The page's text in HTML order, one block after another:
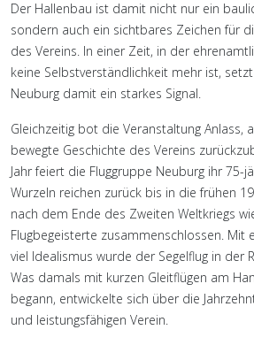
Der Hallenbau ist damit nicht nur ein
sondern auch ein sichtbares Zeichen für
des Vereins. In einer Zeit, in der
keine Selbstverständlichkeit mehr ist,
Neuburg damit ein starkes Signal.
Gleichzeitig bot die Veranstaltung Anlass,
bewegte Geschichte des Vereins
Jahr feiert die Fluggruppe Neuburg ihr 75-
Wurzeln reichen zurück bis in die frühen
nach dem Ende des Zweiten Weltkriegs
Flugbegeisterte zusammenschlossen. Mit
viel Idealismus wurde der Segelflug in der
Was damals mit kurzen Gleitflügen am
begann, entwickelte sich über die
und leistungsfähigen Verein.